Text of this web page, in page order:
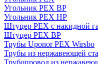
Угольник PEX ВР
Угольник PEX НР
Штуцер PEX c накидной
Штуцер PEX ВР
Трубы Uponor PEX Wirsbo
Трубы из нержавеющей
Трубопровод из